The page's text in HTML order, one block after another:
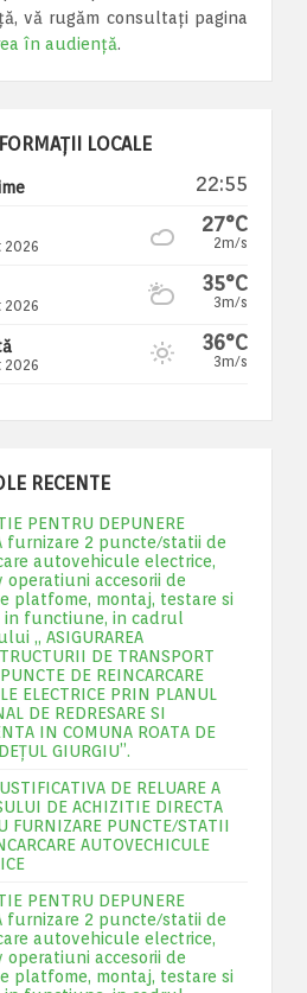
vă rugăm consultați pagina
în audiență.
LOCALE
22:55
2026
27°C
2m/s
2026
35°C
3m/s
2026
36°C
3m/s
RECENTE
PENTRU DEPUNERE
furnizare 2 puncte/statii de
autovehicule electrice,
operatiuni accesorii de
platfome, montaj, testare si
in functiune, in cadrul
„ ASIGURAREA
DE TRANSPORT
DE REINCARCARE
ELECTRICE PRIN PLANUL
DE REDRESARE SI
IN COMUNA ROATA DE
GIURGIU”.
DE RELUARE A
DE ACHIZITIE DIRECTA
FURNIZARE PUNCTE/STATII
AUTOVECHICULE
PENTRU DEPUNERE
furnizare 2 puncte/statii de
autovehicule electrice,
operatiuni accesorii de
platfome, montaj, testare si